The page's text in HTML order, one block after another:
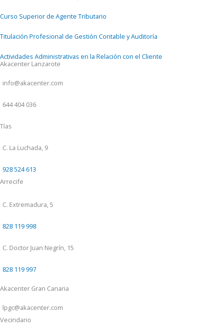
Curso Superior de Agente Tributario
Titulación Profesional de Gestión Contable y Auditoría
Actividades Administrativas en la Relación con el Cliente
Akacenter Lanzarote
info@akacenter.com
644 404 036
Tías
C. La Luchada, 9
928 524 613
Arrecife
C. Extremadura, 5
828 119 998
C. Doctor Juan Negrín, 15
828 119 997
Akacenter Gran Canaria
lpgc@akacenter.com
Vecindario